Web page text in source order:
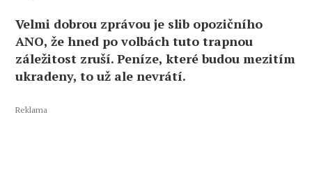
Velmi dobrou zprávou je slib opozičního
ANO, že hned po volbách tuto trapnou
záležitost zruší. Peníze, které budou mezitím
ukradeny, to už ale nevrátí.
Reklama